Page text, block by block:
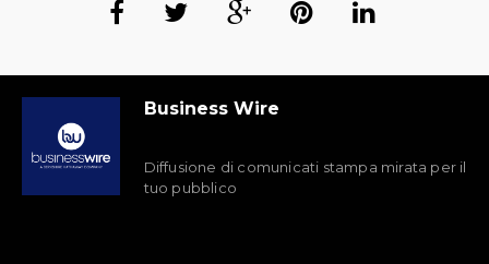
Business Wire
Diffusione di comunicati stampa mirata per il
tuo pubblico